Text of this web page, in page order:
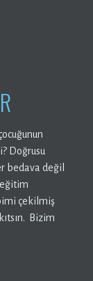
Doğrusu
bedava değil
çekilmiş
Bizim